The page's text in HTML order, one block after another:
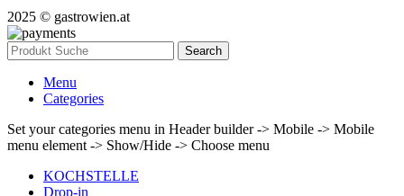
2025 © gastrowien.at
Search
Menu
Categories
Set your categories menu in Header builder -> Mobile -> Mobile
menu element -> Show/Hide -> Choose menu
KOCHSTELLE
Drop-in